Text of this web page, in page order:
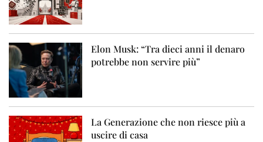
Elon Musk: “Tra dieci anni il denaro
potrebbe non servire più”
La Generazione che non riesce più a
uscire di casa